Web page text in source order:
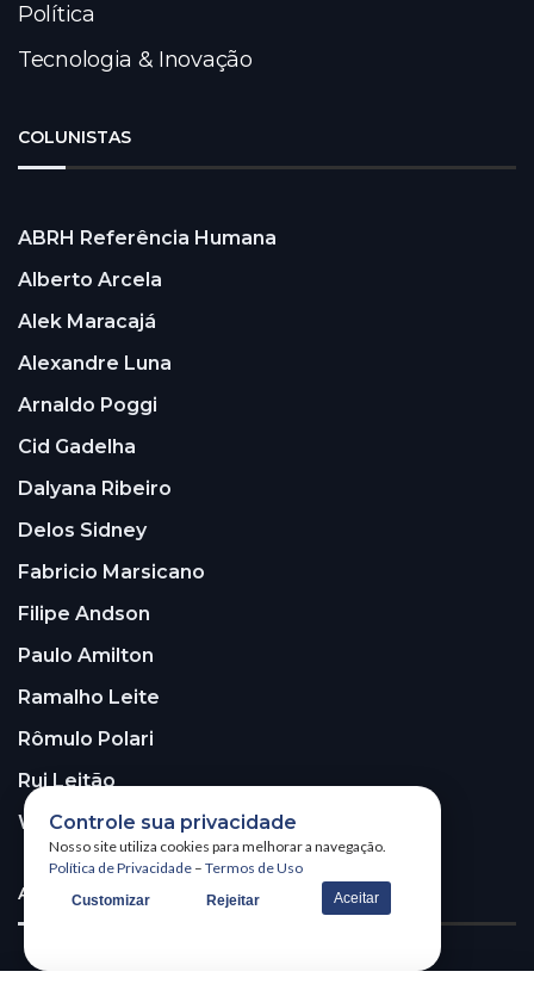
Política
Tecnologia & Inovação
COLUNISTAS
ABRH Referência Humana
Alberto Arcela
Alek Maracajá
Alexandre Luna
Arnaldo Poggi
Cid Gadelha
Dalyana Ribeiro
Delos Sidney
Fabricio Marsicano
Filipe Andson
Paulo Amilton
Ramalho Leite
Rômulo Polari
Rui Leitão
Walter Santos
ASSINE A NOSSA NEWSLETTER!
Controle sua privacidade
Nosso site utiliza cookies para melhorar a navegação.
Política de Privacidade – Termos de Uso
Customizar Rejeitar Aceitar